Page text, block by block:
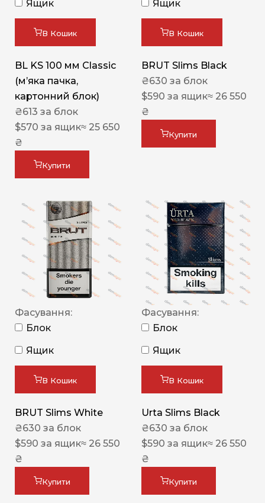
Ящик
В Кошик
BL KS 100 мм Classic
(м’яка пачка,
картонний блок)
₴613 за блок
$570 за ящик≈ 25 650
₴
Купити
Ящик
В Кошик
BRUT Slims Black
₴630 за блок
$590 за ящик≈ 26 550
₴
Купити
Фасування:
Блок
Ящик
В Кошик
BRUT Slims White
₴630 за блок
$590 за ящик≈ 26 550
₴
Купити
Фасування:
Блок
Ящик
В Кошик
Urta Slims Black
₴630 за блок
$590 за ящик≈ 26 550
₴
Купити